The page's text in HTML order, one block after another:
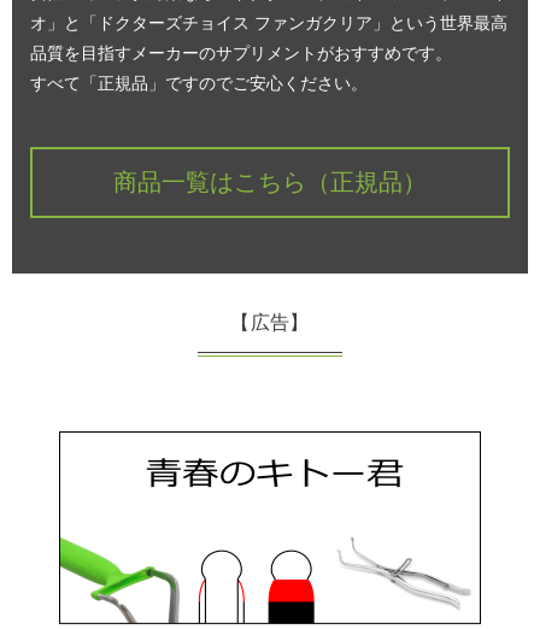
オ」と「ドクターズチョイス ファンガクリア」という世界最高
品質を目指すメーカーのサプリメントがおすすめです。
すべて「正規品」ですのでご安心ください。
商品一覧はこちら（正規品）
【広告】